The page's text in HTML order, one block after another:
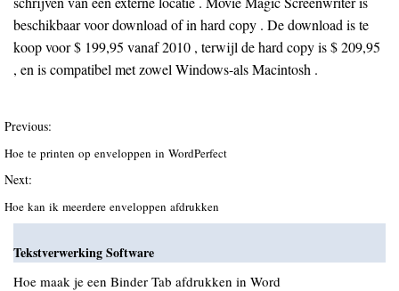
beschikbaar voor download of in hard copy . De download is te
koop voor $ 199,95 vanaf 2010 , terwijl de hard copy is $ 209,95
, en is compatibel met zowel Windows-als Macintosh .
Previous:
Hoe te printen op enveloppen in WordPerfect
Next:
Hoe kan ik meerdere enveloppen afdrukken
Tekstverwerking Software
Hoe maak je een Binder Tab afdrukken in Word